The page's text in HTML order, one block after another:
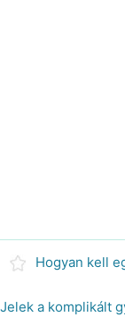
Jelek a komplikált